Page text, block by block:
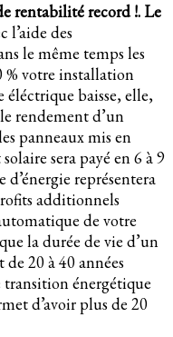
rentabilité record !.Le
l’aide des
le même temps les
% votre installation
baisse, elle,
rendement d’un
panneaux mis en
sera payé en 6 à 9
représentera
additionnels
de votre
la durée de vie d’un
20 à 40 années
transition énergétique
d’avoir plus de 20